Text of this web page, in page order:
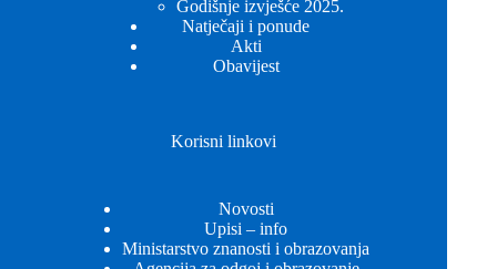
Godišnje izvješće 2025.
Natječaji i ponude
Akti
Obavijest
Korisni linkovi
Novosti
Upisi – info
Ministarstvo znanosti i obrazovanja